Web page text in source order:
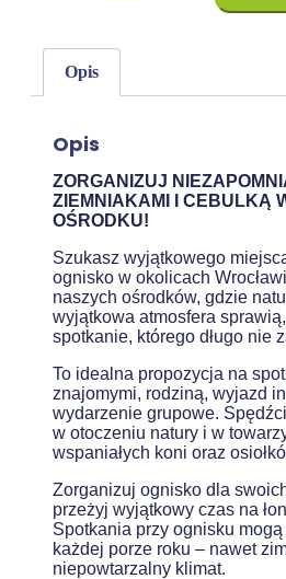
Opis
Opis
ZORGANIZUJ
ZIEMNIAKAMI I CEBULKĄ
OŚRODKU!
Szukasz wyjątkowego
ognisko w okolicach
naszych ośrodków, gdzie
wyjątkowa atmosfera
spotkanie, którego długo nie
To idealna propozycja na
znajomymi, rodziną, wyjazd
wydarzenie grupowe.
w otoczeniu natury i w
wspaniałych koni oraz
Zorganizuj ognisko dla
przeżyj wyjątkowy czas na
Spotkania przy ognisku
każdej porze roku – nawet
niepowtarzalny klimat.